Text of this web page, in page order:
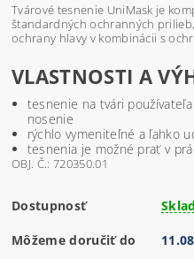
Tvárové tesnenie UniMask je
štandardných ochranných
ochrany hlavy v kombinácii s
VLASTNOSTI A
tesnenie na tvári
nosenie
rýchlo vymeniteľné a ľahko
tesnenia je možné prať v
OBJ. Č.: 720350.01
Dostupnosť
Môžeme doručiť do